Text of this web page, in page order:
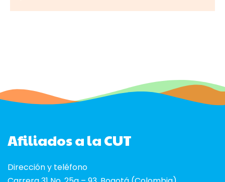
Afiliados a la CUT
Dirección y teléfono